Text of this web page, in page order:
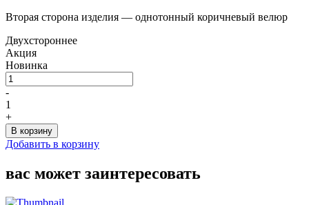
Вторая сторона изделия — однотонный коричневый велюр
Двухстороннее
Акция
Новинка
Количество
товара
Подушка
двухсторонняя
с
отделкой
по
40*65
-
1
+
В корзину
Добавить в корзину
вас может заинтересовать